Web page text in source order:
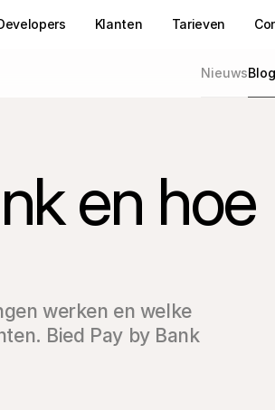
Klanten Tarieven
NieuwsBlog
en hoe
werken en welke
Bied Pay by Bank